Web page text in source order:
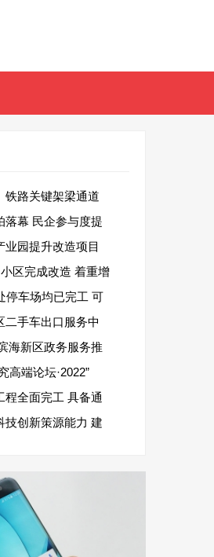
铁路关键架梁通道
落幕 民企参与度提
业园提升改造项目
区完成改造 着重增
停车场均已完工 可
二手车出口服务中
海新区政务服务推
高端论坛·2022”
程全面完工 具备通
技创新策源能力 建